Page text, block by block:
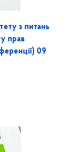
з питань
прав
09